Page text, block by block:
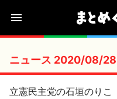
ニュース 2020/08/28
立憲民主党の石垣のりこ